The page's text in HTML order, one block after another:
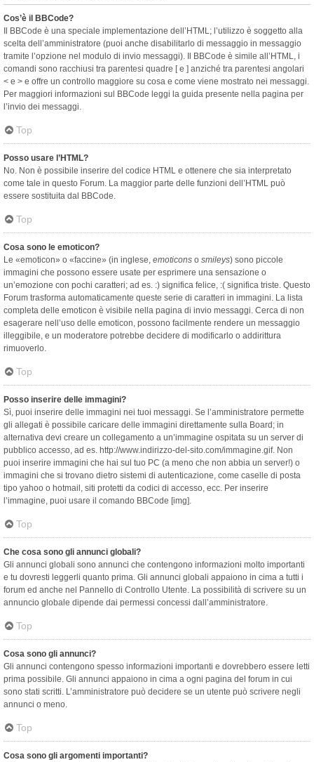
Cos’è il BBCode?
Il BBCode è una speciale implementazione dell’HTML; l’utilizzo è soggetto alla
scelta dell’amministratore (puoi anche disabilitarlo di messaggio in messaggio
tramite l’opzione nel modulo di invio messaggi). Il BBCode è simile all’HTML, i
comandi sono racchiusi tra parentesi quadre [ e ] anziché tra parentesi angolari
< e > e offre un controllo maggiore su cosa e come viene mostrato nei messaggi.
Per maggiori informazioni sul BBCode leggi la guida presente nella pagina per
l’invio dei messaggi.
Top
Posso usare l’HTML?
No. Non è possibile inserire del codice HTML e ottenere che sia interpretato
come tale in questo Forum. La maggior parte delle funzioni dell’HTML può
essere sostituita dal BBCode.
Top
Cosa sono le emoticon?
Le «emoticon» o «faccine» (in inglese, emoticons o smileys) sono piccole
immagini che possono essere usate per esprimere una sensazione o
un’emozione con pochi caratteri; ad es. :) significa felice, :( significa triste. Questo
Forum trasforma automaticamente queste serie di caratteri in immagini. La lista
completa delle emoticon è visibile nella pagina di invio messaggi. Cerca di non
esagerare nell’uso delle emoticon, possono facilmente rendere un messaggio
illeggibile, e un moderatore potrebbe decidere di modificarlo o addirittura
rimuoverlo.
Top
Posso inserire delle immagini?
Sì, puoi inserire delle immagini nei tuoi messaggi. Se l’amministratore permette
gli allegati è possibile caricare delle immagini direttamente sulla Board; in
alternativa devi creare un collegamento a un’immagine ospitata su un server di
pubblico accesso, ad es. http://www.indirizzo-del-sito.com/immagine.gif. Non
puoi inserire immagini che hai sul tuo PC (a meno che non abbia un server!) o
immagini che si trovano dietro sistemi di autenticazione, come caselle di posta
tipo yahoo o hotmail, siti protetti da codici di accesso, ecc. Per inserire
l’immagine, puoi usare il comando BBCode [img].
Top
Che cosa sono gli annunci globali?
Gli annunci globali sono annunci che contengono informazioni molto importanti
e tu dovresti leggerli quanto prima. Gli annunci globali appaiono in cima a tutti i
forum ed anche nel Pannello di Controllo Utente. La possibilità di scrivere su un
annuncio globale dipende dai permessi concessi dall’amministratore.
Top
Cosa sono gli annunci?
Gli annunci contengono spesso informazioni importanti e dovrebbero essere letti
prima possibile. Gli annunci appaiono in cima a ogni pagina del forum in cui
sono stati scritti. L’amministratore può decidere se un utente può scrivere negli
annunci o meno.
Top
Cosa sono gli argomenti importanti?